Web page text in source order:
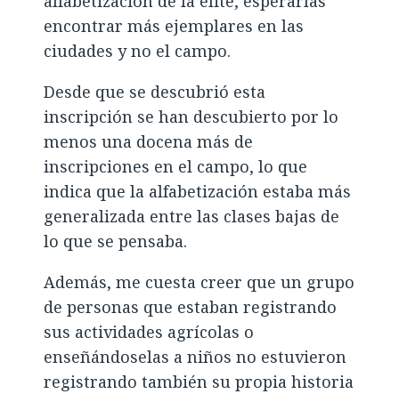
encontrar más ejemplares en las
ciudades y no el campo.
Desde que se descubrió esta
inscripción se han descubierto por lo
menos una docena más de
inscripciones en el campo, lo que
indica que la alfabetización estaba más
generalizada entre las clases bajas de
lo que se pensaba.
Además, me cuesta creer que un grupo
de personas que estaban registrando
sus actividades agrícolas o
enseñándoselas a niños no estuvieron
registrando también su propia historia